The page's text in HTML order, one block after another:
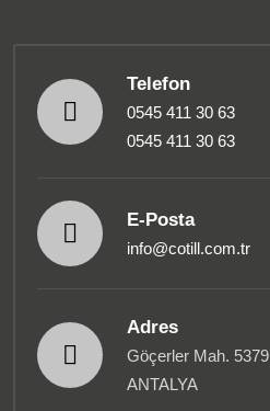
Telefon
0545 411 30 63
0545 411 30 63
E-Posta
info@cotill.com.tr
Adres
Göçerler Mah.
ANTALYA